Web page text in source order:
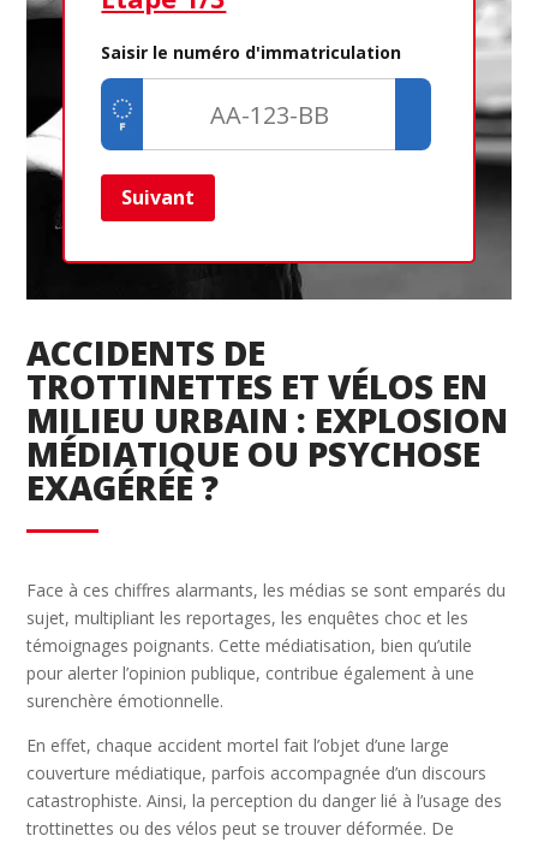
Saisir le numéro d'immatriculation
Suivant
ACCIDENTS DE
TROTTINETTES ET VÉLOS EN
MILIEU URBAIN : EXPLOSION
MÉDIATIQUE OU PSYCHOSE
EXAGÉRÉE ?
Face à ces chiffres alarmants, les médias se sont emparés du
sujet, multipliant les reportages, les enquêtes choc et les
témoignages poignants. Cette médiatisation, bien qu’utile
pour alerter l’opinion publique, contribue également à une
surenchère émotionnelle.
En effet, chaque accident mortel fait l’objet d’une large
couverture médiatique, parfois accompagnée d’un discours
catastrophiste. Ainsi, la perception du danger lié à l’usage des
trottinettes ou des vélos peut se trouver déformée. De